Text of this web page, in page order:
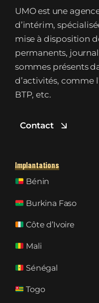
UMO est une
d’intérim,
mise à disposition
permanents,
sommes présents
d’activités, comme
BTP, etc.
Contact
Implantations
Bénin
Burkina Faso
Côte d’Ivoire
Mali
Sénégal
Togo